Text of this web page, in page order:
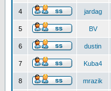
4 jardag
5 BV
6 dustin
7 Kuba4
8 mrazik